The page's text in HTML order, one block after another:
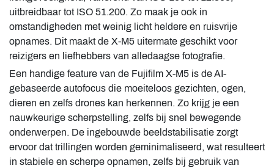
uitbreidbaar tot ISO 51.200. Zo maak je ook in
omstandigheden met weinig licht heldere en ruisvrije
opnames. Dit maakt de X-M5 uitermate geschikt voor
reizigers en liefhebbers van alledaagse fotografie.
Een handige feature van de Fujifilm X-M5 is de AI-
gebaseerde autofocus die moeiteloos gezichten, ogen,
dieren en zelfs drones kan herkennen. Zo krijg je een
nauwkeurige scherpstelling, zelfs bij snel bewegende
onderwerpen. De ingebouwde beeldstabilisatie zorgt
ervoor dat trillingen worden geminimaliseerd, wat resulteert
in stabiele en scherpe opnamen, zelfs bij gebruik van